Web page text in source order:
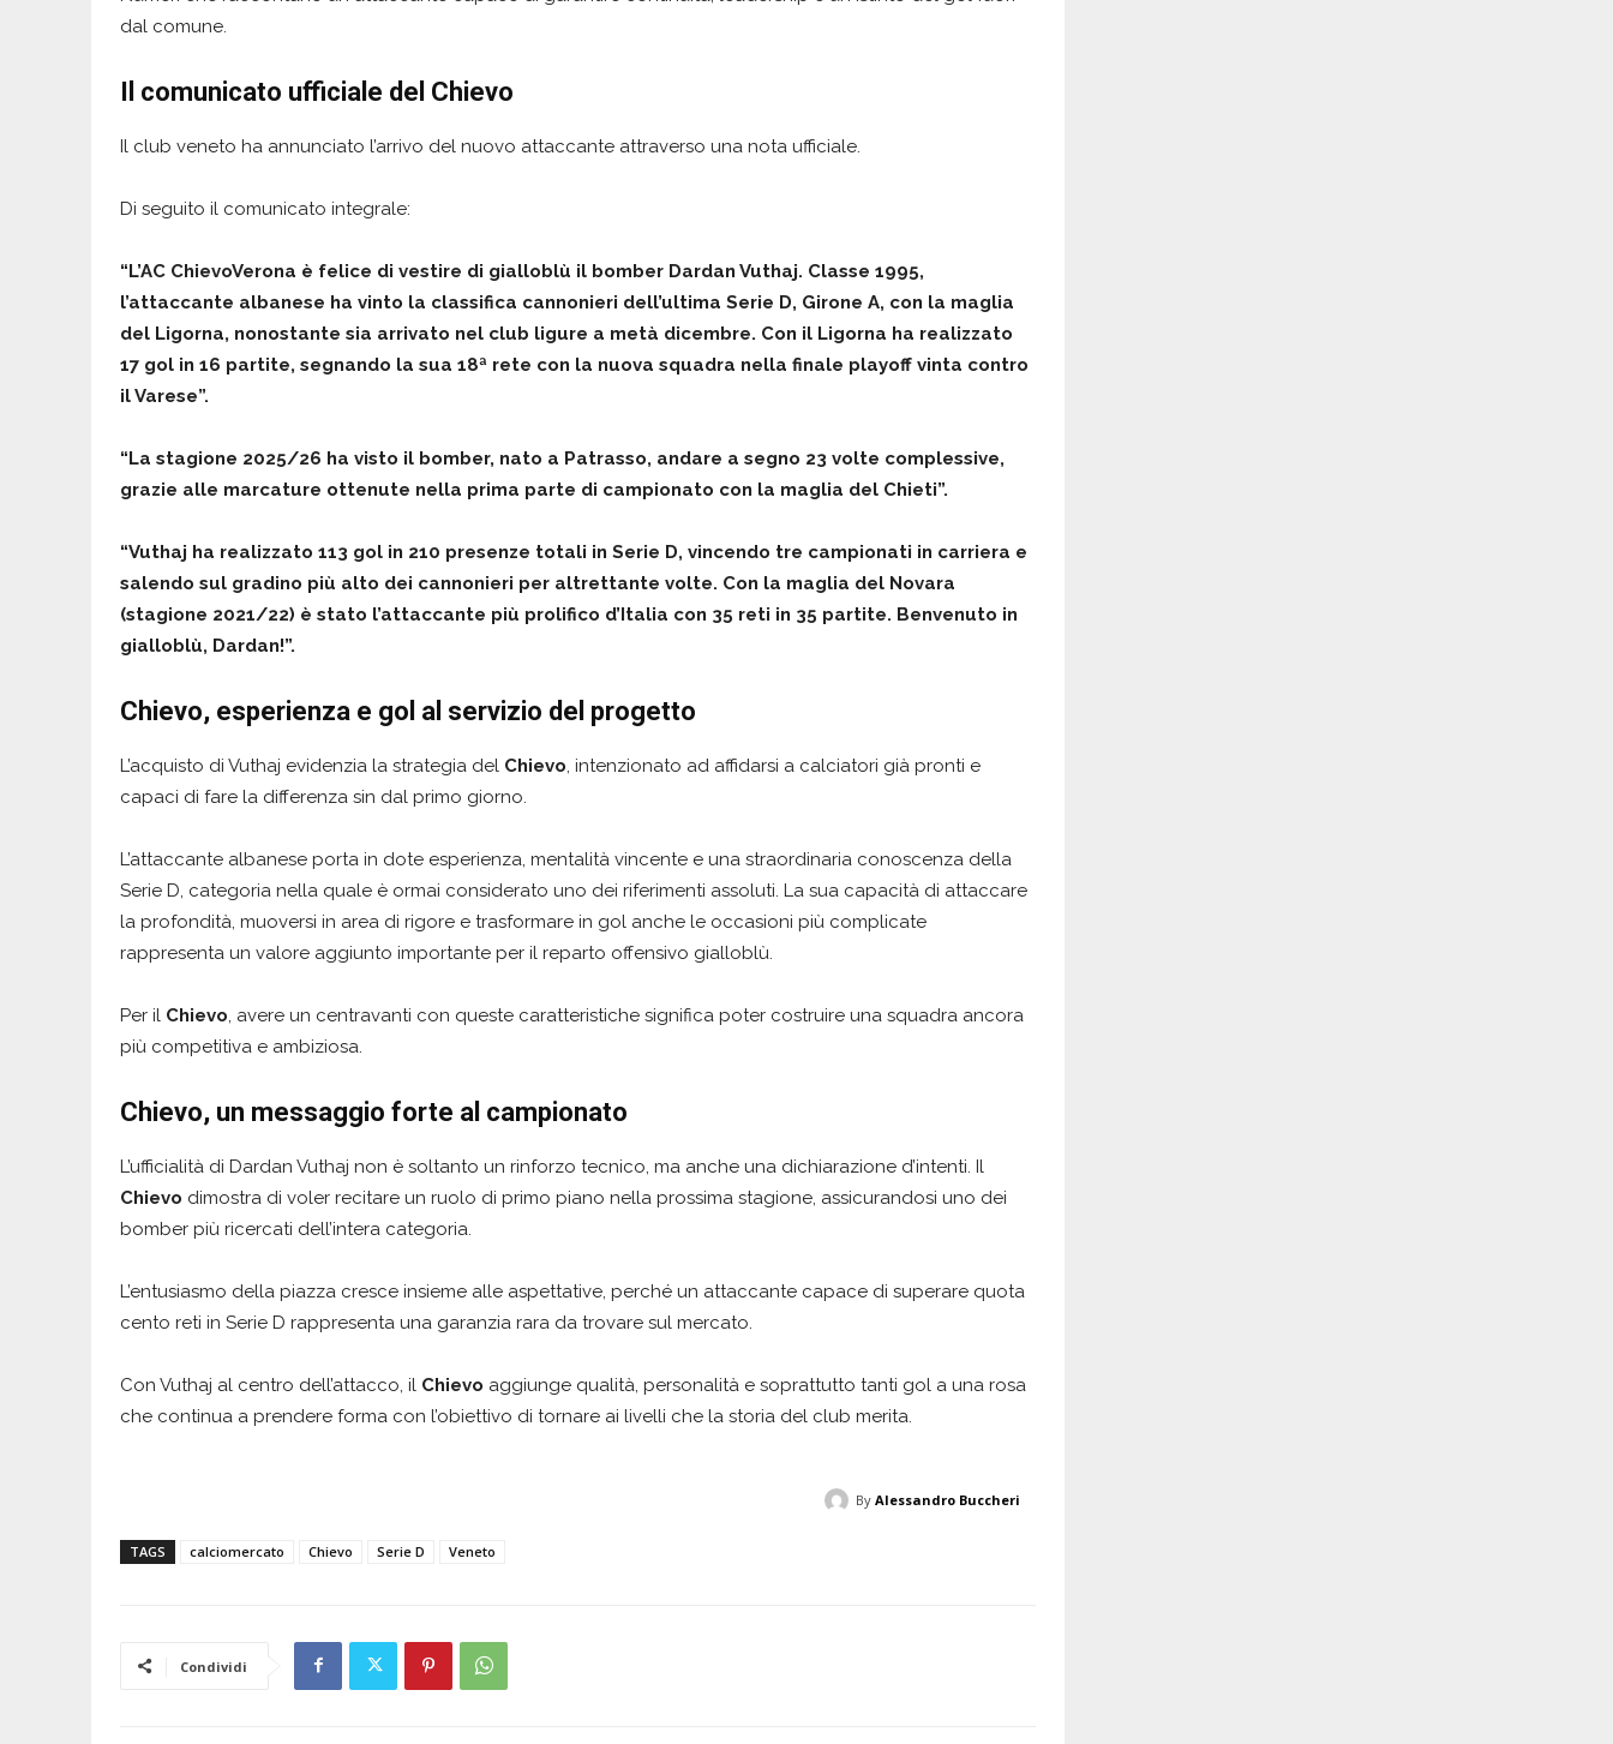
dal comune.
Il comunicato ufficiale del Chievo
Il club veneto ha annunciato l’arrivo del nuovo attaccante attraverso una nota ufficiale.
Di seguito il comunicato integrale:
“L’AC ChievoVerona è felice di vestire di gialloblù il bomber Dardan Vuthaj. Classe 1995,
l’attaccante albanese ha vinto la classifica cannonieri dell’ultima Serie D, Girone A, con la maglia
del Ligorna, nonostante sia arrivato nel club ligure a metà dicembre. Con il Ligorna ha realizzato
17 gol in 16 partite, segnando la sua 18ª rete con la nuova squadra nella finale playoff vinta contro
il Varese”.
“La stagione 2025/26 ha visto il bomber, nato a Patrasso, andare a segno 23 volte complessive,
grazie alle marcature ottenute nella prima parte di campionato con la maglia del Chieti”.
“Vuthaj ha realizzato 113 gol in 210 presenze totali in Serie D, vincendo tre campionati in carriera e
salendo sul gradino più alto dei cannonieri per altrettante volte. Con la maglia del Novara
(stagione 2021/22) è stato l’attaccante più prolifico d’Italia con 35 reti in 35 partite. Benvenuto in
gialloblù, Dardan!”.
Chievo, esperienza e gol al servizio del progetto
L’acquisto di Vuthaj evidenzia la strategia del Chievo, intenzionato ad affidarsi a calciatori già pronti e
capaci di fare la differenza sin dal primo giorno.
L’attaccante albanese porta in dote esperienza, mentalità vincente e una straordinaria conoscenza della
Serie D, categoria nella quale è ormai considerato uno dei riferimenti assoluti. La sua capacità di attaccare
la profondità, muoversi in area di rigore e trasformare in gol anche le occasioni più complicate
rappresenta un valore aggiunto importante per il reparto offensivo gialloblù.
Per il Chievo, avere un centravanti con queste caratteristiche significa poter costruire una squadra ancora
più competitiva e ambiziosa.
Chievo, un messaggio forte al campionato
L’ufficialità di Dardan Vuthaj non è soltanto un rinforzo tecnico, ma anche una dichiarazione d’intenti. Il
Chievo dimostra di voler recitare un ruolo di primo piano nella prossima stagione, assicurandosi uno dei
bomber più ricercati dell’intera categoria.
L’entusiasmo della piazza cresce insieme alle aspettative, perché un attaccante capace di superare quota
cento reti in Serie D rappresenta una garanzia rara da trovare sul mercato.
Con Vuthaj al centro dell’attacco, il Chievo aggiunge qualità, personalità e soprattutto tanti gol a una rosa
che continua a prendere forma con l’obiettivo di tornare ai livelli che la storia del club merita.
By Alessandro Buccheri
TAGS calciomercato Chievo Serie D Veneto
Condividi